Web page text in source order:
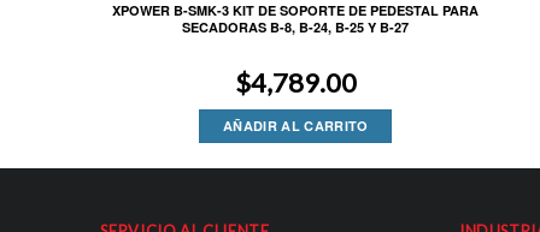
XPOWER B-SMK-3 KIT DE SOPORTE DE PEDESTAL PARA
SECADORAS B-8, B-24, B-25 Y B-27
$4,789.00
AÑADIR AL CARRITO